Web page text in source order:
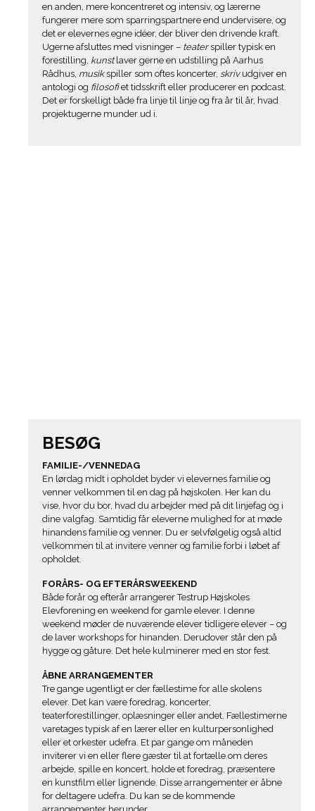
en anden, mere koncentreret og intensiv, og lærerne
fungerer mere som sparringspartnere end undervisere, og
det er elevernes egne idéer, der bliver den drivende kraft.
Ugerne afsluttes med visninger – teaterspiller typisk en
forestilling, kunstlaver gerne en udstilling på Aarhus
Rådhus, musikspiller som oftes koncerter, skrivudgiver en
antologi og filosofiet tidsskrift eller producerer en podcast.
Det er forskelligt både fra linje til linje og fra år til år, hvad
projektugerne munder ud i.
BESØG
FAMILIE-/VENNEDAG
En lørdag midt i opholdet byder vi elevernes familie og
venner velkommen til en dag på højskolen. Her kan du
vise, hvor du bor, hvad du arbejder med på dit linjefag og i
dine valgfag. Samtidig får eleverne mulighed for at møde
hinandens familie og venner. Du er selvfølgelig også altid
velkommen til at invitere venner og familie forbi i løbet af
opholdet.
FORÅRS- OG EFTERÅRSWEEKEND
Både forår og efterår arrangerer Testrup Højskoles
Elevforening en weekend for gamle elever. I denne
weekend møder de nuværende elever tidligere elever – og
de laver workshops for hinanden. Derudover står den på
hygge og gåture. Det hele kulminerer med en stor fest.
ÅBNE ARRANGEMENTER
Tre gange ugentligt er der fællestime for alle skolens
elever. Det kan være foredrag, koncerter,
teaterforestillinger, oplæsninger eller andet. Fællestimerne
varetages typisk af en lærer eller en kulturpersonlighed
eller et orkester udefra. Et par gange om måneden
inviterer vi en eller flere gæster til at fortælle om deres
arbejde, spille en koncert, holde et foredrag, præsentere
en kunstfilm eller lignende. Disse arrangementer er åbne
for deltagere udefra. Du kan se de kommende